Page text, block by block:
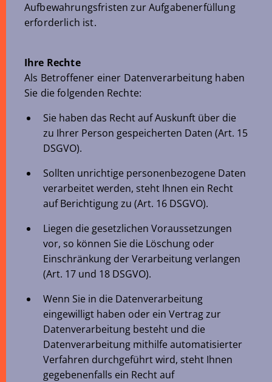
Aufbewahrungsfristen zur Aufgabenerfüllung
erforderlich ist.
Ihre Rechte
Als Betroffener einer Datenverarbeitung haben
Sie die folgenden Rechte:
Sie haben das Recht auf Auskunft über die
zu Ihrer Person gespeicherten Daten (Art. 15
DSGVO).
Sollten unrichtige personenbezogene Daten
verarbeitet werden, steht Ihnen ein Recht
auf Berichtigung zu (Art. 16 DSGVO).
Liegen die gesetzlichen Voraussetzungen
vor, so können Sie die Löschung oder
Einschränkung der Verarbeitung verlangen
(Art. 17 und 18 DSGVO).
Wenn Sie in die Datenverarbeitung
eingewilligt haben oder ein Vertrag zur
Datenverarbeitung besteht und die
Datenverarbeitung mithilfe automatisierter
Verfahren durchgeführt wird, steht Ihnen
gegebenenfalls ein Recht auf